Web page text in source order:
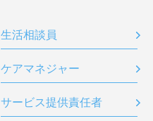
生活相談員
ケアマネジャー
サービス提供責任者